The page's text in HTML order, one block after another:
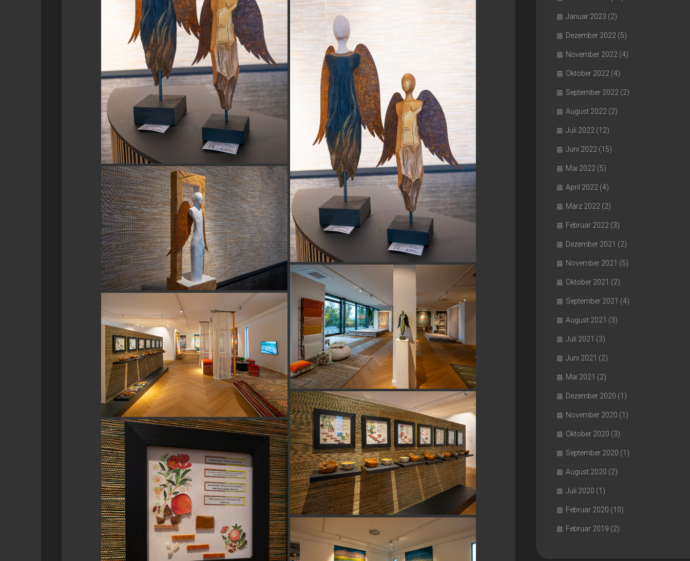
Januar 2023 (2)
Dezember 2022 (5)
November 2022 (4)
Oktober 2022 (4)
September 2022 (2)
August 2022 (2)
Juli 2022 (12)
Juni 2022 (15)
Mai 2022 (5)
April 2022 (4)
März 2022 (2)
Februar 2022 (3)
Dezember 2021 (2)
November 2021 (5)
Oktober 2021 (2)
September 2021 (4)
August 2021 (3)
Juli 2021 (3)
Juni 2021 (2)
Mai 2021 (2)
Dezember 2020 (1)
November 2020 (1)
Oktober 2020 (3)
September 2020 (1)
August 2020 (2)
Juli 2020 (1)
Februar 2020 (10)
Februar 2019 (2)